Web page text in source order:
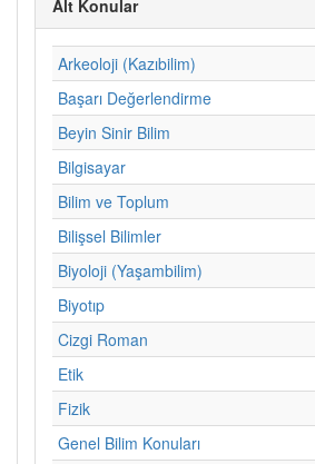
Alt Konular
Arkeoloji (Kazıbilim)
Başarı Değerlendirme
Beyin Sinir Bilim
Bilgisayar
Bilim ve Toplum
Bilişsel Bilimler
Biyoloji (Yaşambilim)
Biyotıp
Cizgi Roman
Etik
Fizik
Genel Bilim Konuları